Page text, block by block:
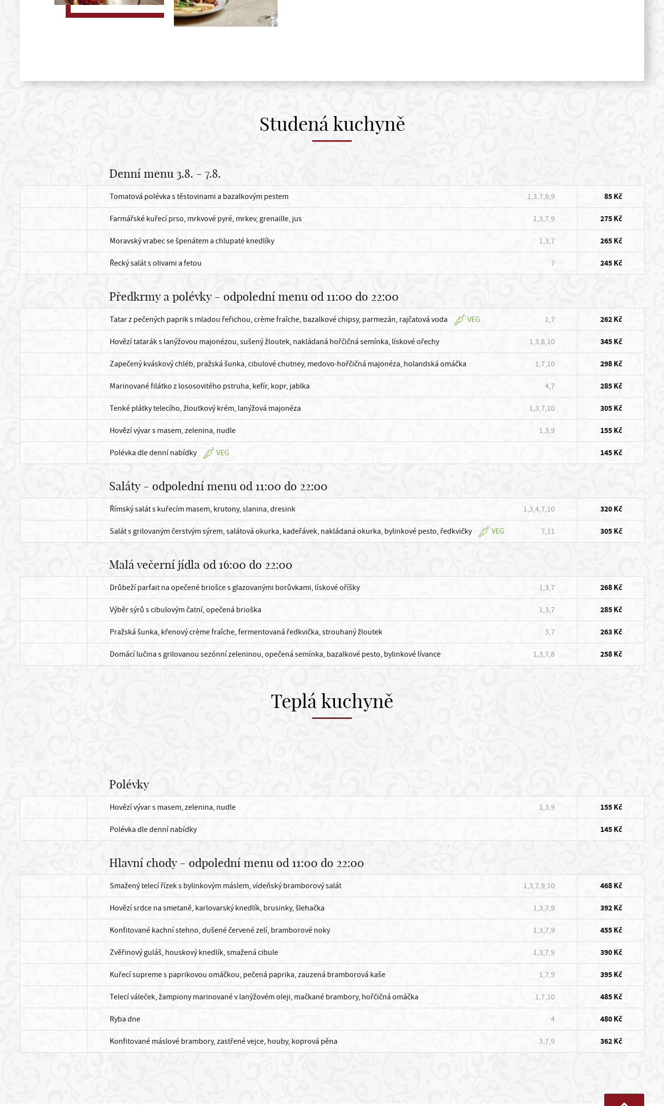
Studená kuchyně
Denní menu 3.8. - 7.8.
Tomatová polévka s těstovinami a bazalkovým pestem 1,3,7,8,9 85 Kč
Farmářské kuřecí prso, mrkvové pyré, mrkev, grenaille, jus 1,3,7,9 275 Kč
Moravský vrabec se špenátem a chlupaté knedlíky 1,3,7 265 Kč
Řecký salát s olivami a fetou 7 245 Kč
Předkrmy a polévky - odpolední menu od 11:00 do 22:00
Tatar z pečených paprik s mladou řeřichou, crème fraîche, bazalkové chipsy, parmezán, rajčatová voda VEG 1,7 262 Kč
Hovězí tatarák s lanýžovou majonézou, sušený žloutek, nakládaná hořčičná semínka, lískové ořechy 1,3,8,10 345 Kč
Zapečený kváskový chléb, pražská šunka, cibulové chutney, medovo-hořčičná majonéza, holandská omáčka 1,7,10 298 Kč
Marinované filátko z lososovitého pstruha, kefír, kopr, jablka 4,7 285 Kč
Tenké plátky telecího, žloutkový krém, lanýžová majonéza 1,3,7,10 305 Kč
Hovězí vývar s masem, zelenina, nudle 1,3,9 155 Kč
Polévka dle denní nabídky VEG 145 Kč
Saláty - odpolední menu od 11:00 do 22:00
Římský salát s kuřecím masem, krutony, slanina, dresink 1,3,4,7,10 320 Kč
Salát s grilovaným čerstvým sýrem, salátová okurka, kadeřávek, nakládaná okurka, bylinkové pesto, ředkvičky VEG 7,11 305 Kč
Malá večerní jídla od 16:00 do 22:00
Drůbeží parfait na opečené briošce s glazovanými borůvkami, lískové oříšky 1,3,7 268 Kč
Výběr sýrů s cibulovým čatní, opečená brioška 1,3,7 285 Kč
Pražská šunka, křenový crème fraîche, fermentovaná ředkvička, strouhaný žloutek 3,7 263 Kč
Domácí lučina s grilovanou sezónní zeleninou, opečená semínka, bazalkové pesto, bylinkové lívance 1,3,7,8 258 Kč
Teplá kuchyně
Polévky
Hovězí vývar s masem, zelenina, nudle 1,3,9 155 Kč
Polévka dle denní nabídky 145 Kč
Hlavní chody - odpolední menu od 11:00 do 22:00
Smažený telecí řízek s bylinkovým máslem, vídeňský bramborový salát 1,3,7,9,10 468 Kč
Hovězí srdce na smetaně, karlovarský knedlík, brusinky, šlehačka 1,3,7,9 392 Kč
Konfitované kachní stehno, dušené červené zelí, bramborové noky 1,3,7,9 455 Kč
Zvěřinový guláš, houskový knedlík, smažená cibule 1,3,7,9 390 Kč
Kuřecí supreme s paprikovou omáčkou, pečená paprika, zauzená bramborová kaše 1,7,9 395 Kč
Telecí váleček, žampiony marinované v lanýžovém oleji, mačkané brambory, hořčičná omáčka 1,7,10 485 Kč
Ryba dne 4 480 Kč
Konfitované máslové brambory, zastřené vejce, houby, koprová pěna 3,7,9 362 Kč